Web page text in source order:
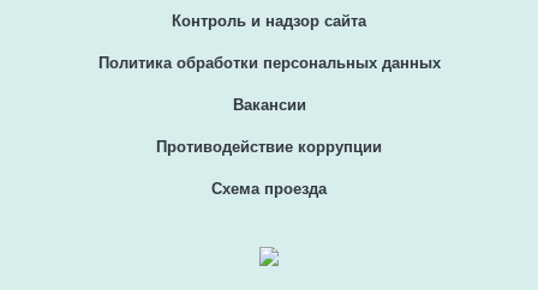
Контроль и надзор сайта
Политика обработки персональных данных
Вакансии
Противодействие коррупции
Схема проезда